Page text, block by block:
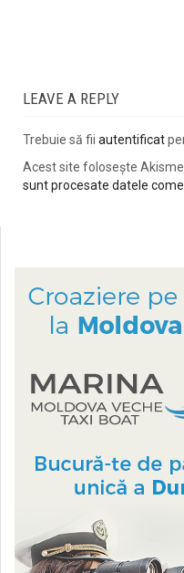
LEAVE A REPLY
Trebuie să fii autentificat
Acest site folosește
sunt procesate datele